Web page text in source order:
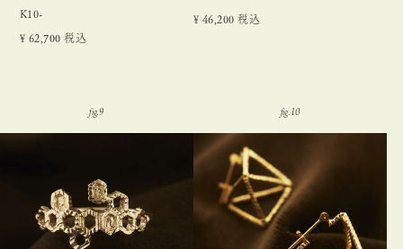
K10-
¥ 62,700 税込
¥ 46,200 税込